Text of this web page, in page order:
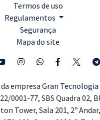
Termos de uso
Regulamentos
Segurança
Mapa do site
empresa Gran Tecnologia
0001-77, SBS Quadra 02,
Tower, Sala 201, 2º